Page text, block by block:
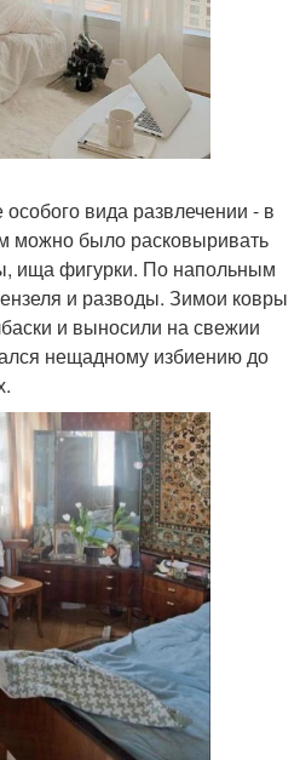
вида развлечении - в
можно было расковыривать
ища фигурки. По напольным
и разводы. Зимои ковры
и выносили на свежии
нещадному избиению до